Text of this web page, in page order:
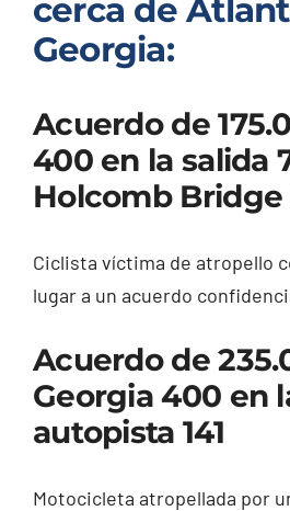
cerca de
Georgia:
Acuerdo de
400 en la salida
Holcomb Bridge
Ciclista víctima de atropello
lugar a un acuerdo
Acuerdo de
Georgia 400 en
autopista 141
Motocicleta atropellada por